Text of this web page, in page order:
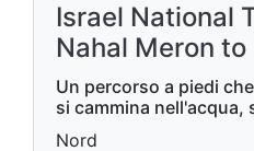
Israel National
Nahal Meron
Un percorso a piedi
si cammina nell'acqua,
Nord